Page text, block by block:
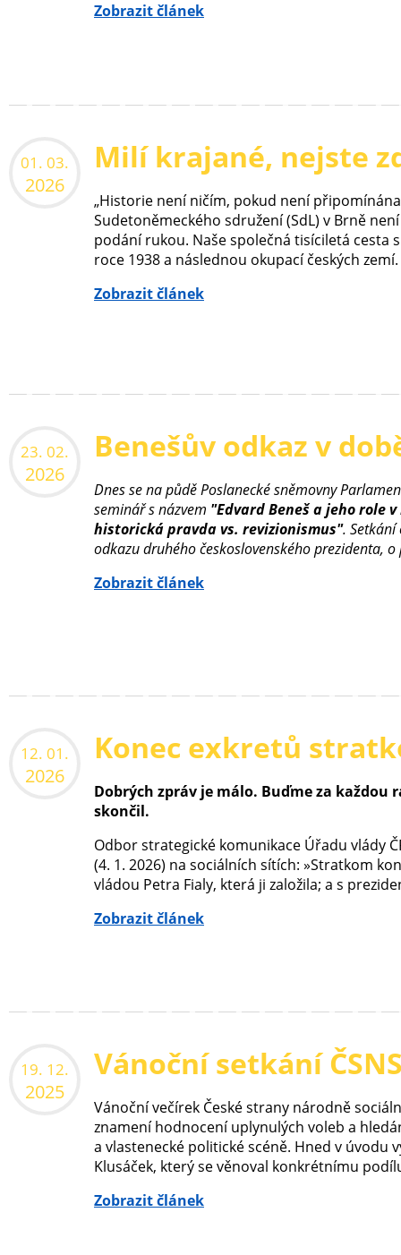
Zobrazit článek
01. 03.
2026
Milí krajané, nejste
„Historie není ničím, pokud není
Sudetoněmeckého sdružení (SdL) v Brně
podání rukou. Naše společná tisíciletá cesta
roce 1938 a následnou okupací českých
Zobrazit článek
23. 02.
2026
Benešův odkaz v
Dnes se na půdě Poslanecké sněmovny
seminář s názvem "Edvard Beneš a jeho role
historická pravda vs. revizionismus".
odkazu druhého československého prezidenta, o
Zobrazit článek
12. 01.
2026
Konec exkretů
Dobrých zpráv je málo. Buďme za
skončil.
Odbor strategické komunikace Úřadu vlády
(4. 1. 2026) na sociálních sítích: »Stratkom
vládou Petra Fialy, která ji založila; a s
Zobrazit článek
19. 12.
2025
Vánoční setkání
Vánoční večírek České strany národně
znamení hodnocení uplynulých voleb a
a vlastenecké politické scéně. Hned v úvodu
Klusáček, který se věnoval konkrétnímu
Zobrazit článek